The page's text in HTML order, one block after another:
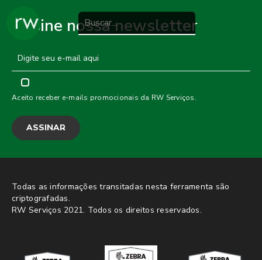
Assine nossa newsletter
Aceito receber e-mails promocionais da RW Serviços.
Todas as informações transitadas nesta ferramenta são
criptografadas.
RW Serviços 2021. Todos os direitos reservados.